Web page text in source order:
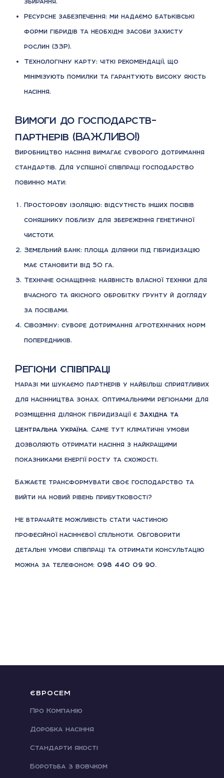
Ресурсне забезпечення: ми надаємо батьківські
форми гібридів та необхідні засоби захисту
рослин (ЗЗР).
Технологічну карту: чіткі рекомендації, що
мінімізують помилки та гарантують високу якість
насіння.
Вимоги до господарств-
партнерів (ВАЖЛИВО!)
Виробництво насіння вимагає суворого дотримання
стандартів. Для успішної співпраці господарство
повинно мати:
Просторову ізоляцію: відсутність інших посівів
соняшнику поблизу для збереження генетичної
чистоти.
Земельний банк: площа ділянки під гібридизацію
має становити від 50 га.
Технічне оснащення: наявність власної техніки для
вчасного та якісного обробітку ґрунту й догляду
за посівами.
Сівозміну: суворе дотримання агротехнічних норм
попередників.
Регіони співпраці
Наразі ми шукаємо партнерів у найбільш сприятливих
для насінництва зонах. Оптимальними регіонами для
розміщення ділянок гібридизації є Західна та
Центральна Україна. Саме тут кліматичні умови
дозволяють отримати насіння з найкращими
показниками енергії росту та схожості.
Бажаєте трансформувати своє господарство та
вийти на новий рівень прибутковості?
Не втрачайте можливість стати частиною
професійної насіннєвої спільноти. Обговорити
детальні умови співпраці та отримати консультацію
можна за телефоном: 098 440 09 90.
ЄВРОСЕМ
Про Компанію
Доробка насіння
Стандарти якості
Боротьба з вовчком